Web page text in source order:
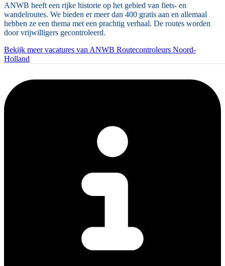
ANWB heeft een rijke historie op het gebied van fiets- en
wandelroutes. We bieden er meer dan 400 gratis aan en allemaal
hebben ze een thema met een prachtig verhaal. De routes worden
door vrijwilligers gecontroleerd.
Bekijk meer vacatures van ANWB Routecontroleurs Noord-
Holland